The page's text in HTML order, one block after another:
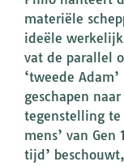
materiële
ideële
vat de parallel
‘tweede
geschapen
tegenstelling te
mens’ van
tijd’